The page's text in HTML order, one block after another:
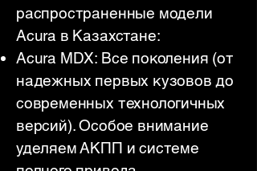
распространенные модели
Acura в Казахстане:
Acura MDX: Все поколения (от
надежных первых кузовов до
современных технологичных
версий). Особое внимание
уделяем АКПП и системе